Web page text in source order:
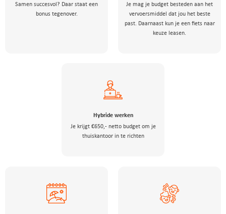
Samen succesvol? Daar staat een
bonus tegenover.
Je mag je budget besteden aan het
vervoersmiddel dat jou het beste
past. Daarnaast kun je een fiets naar
keuze leasen.
Hybride werken
Je krijgt €650,- netto budget om je
thuiskantoor in te richten